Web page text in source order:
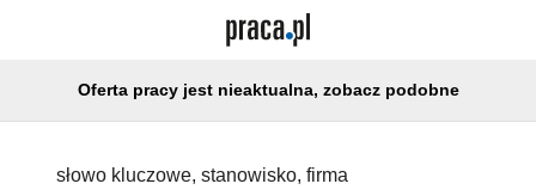
Oferta pracy jest nieaktualna, zobacz podobne